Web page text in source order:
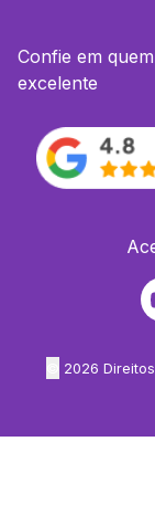
Confie em
excelente
2026